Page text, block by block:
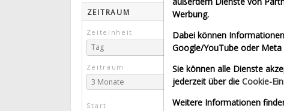
ZEITRAUM
Zeiteinheit
Tag
Zeitraum
3 Monate
Start
Werbung.
Dabei können
Google/YouTube oder Meta
Sie können alle Dienste
jederzeit über die Cookie-
Weitere Informationen